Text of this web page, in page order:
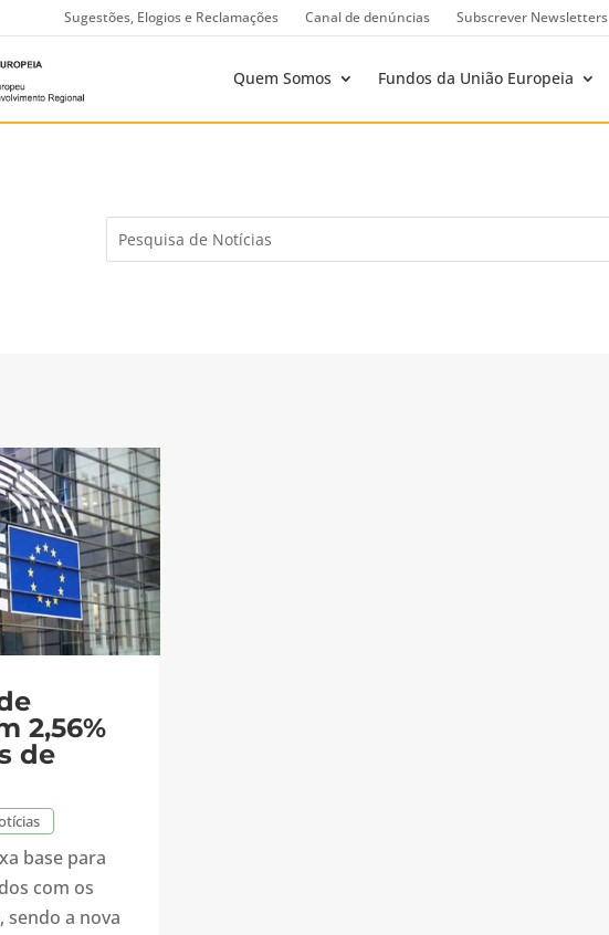
Sugestões, Elogios e Reclamações Canal de denúncias Subscrever Newsletters
Quem Somos Fundos da União Europeia
2,56%
de
base para
com os
sendo a nova